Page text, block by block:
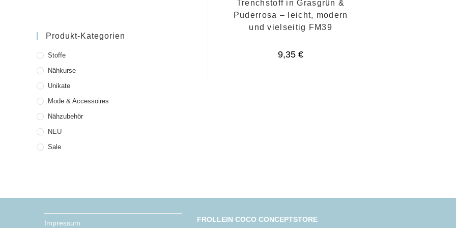
Produkt-Kategorien
Stoffe
Nähkurse
Unikate
Mode & Accessoires
Nähzubehör
NEU
Sale
Trenchstoff in Grasgrün &
Puderrosa – leicht, modern
und vielseitig FM39
9,35€
Impressum FROLLEIN COCO CONCEPTSTORE